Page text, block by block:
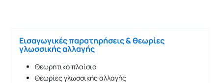
Εισαγωγικές παρατηρήσεις & θεωρίες
γλωσσικής αλλαγής
Θεωρητικό πλαίσιο
Θεωρίες γλωσσικής αλλαγής